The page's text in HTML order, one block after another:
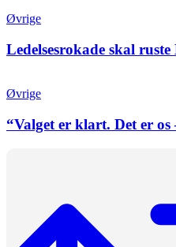
Øvrige
Ledelsesrokade skal
Øvrige
“Valget er klart. Det er os